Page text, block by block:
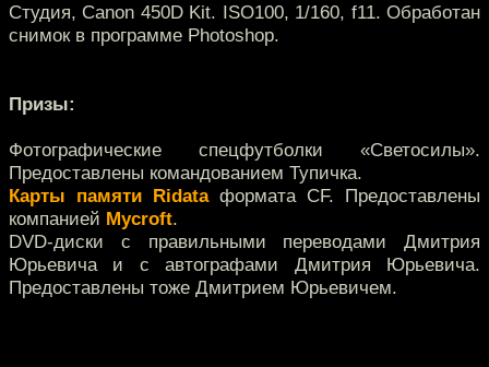
Студия, Canon 450D Kit. ISO100, 1/160, f11. Обработан
снимок в программе Photoshop.
Призы:
Фотографические спецфутболки «Светосилы».
Предоставлены командованием Тупичка.
Карты памяти Ridataформата CF. Предоставлены
компанией Mycroft.
DVD-диски с правильными переводами Дмитрия
Юрьевича и с автографами Дмитрия Юрьевича.
Предоставлены тоже Дмитрием Юрьевичем.